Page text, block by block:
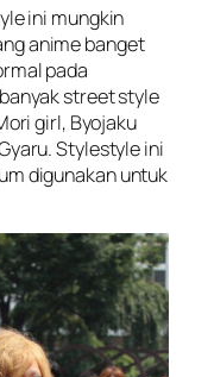
ini mungkin
anime banget
pada
street style
girl, Byojaku
Stylestyle ini
digunakan untuk